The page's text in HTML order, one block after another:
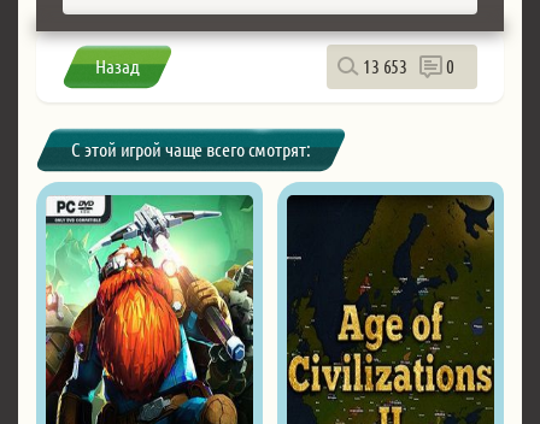
Назад 13 653 0
С этой игрой чаще всего смотрят: